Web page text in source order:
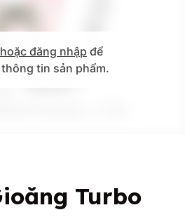
đăng nhập để
tin sản phẩm.
Turbo